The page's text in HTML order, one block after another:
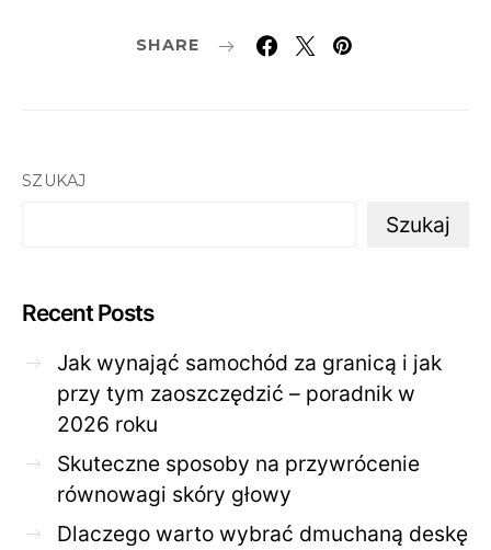
SHARE
SZUKAJ
Szukaj
Recent Posts
Jak wynająć samochód za granicą i jak
przy tym zaoszczędzić – poradnik w
2026 roku
Skuteczne sposoby na przywrócenie
równowagi skóry głowy
Dlaczego warto wybrać dmuchaną deskę